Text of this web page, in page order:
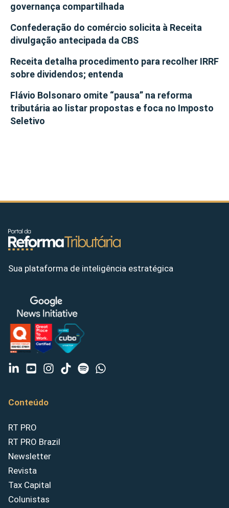
governança compartilhada
Confederação do comércio solicita à Receita
divulgação antecipada da CBS
Receita detalha procedimento para recolher IRRF
sobre dividendos; entenda
Flávio Bolsonaro omite “pausa” na reforma
tributária ao listar propostas e foca no Imposto
Seletivo
Sua plataforma de inteligência estratégica
Conteúdo
RT PRO
RT PRO Brazil
Newsletter
Revista
Tax Capital
Colunistas